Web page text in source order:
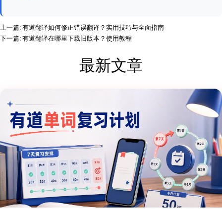
上一篇:有道翻译如何修正错误翻译？实用技巧与全面指南
下一篇:有道翻译在哪里下载旧版本？使用教程
最新文章